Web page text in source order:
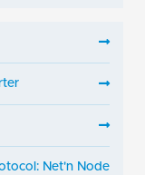
Net'n Node